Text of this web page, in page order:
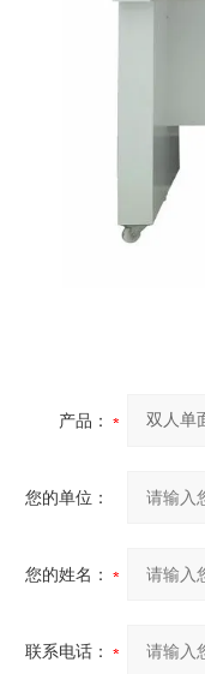
产品：
您的单位：
您的姓名：
联系电话：